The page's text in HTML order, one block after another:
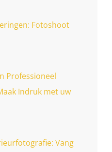
Fotoshoot
Professioneel
Indruk met uw
Vang